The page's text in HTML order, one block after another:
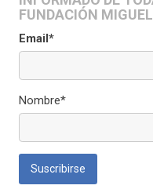
FUNDACIÓN
Email*
Nombre*